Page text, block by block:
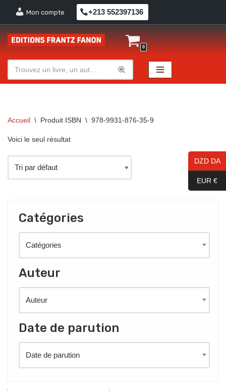
Aller
au
contenu
Mon compte +213 552397136
0
Accueil \ Produit ISBN \ 978-9931-876-35-9
Voici le seul résultat
Catégories
Catégories
Auteur
Auteur
Date de parution
Date de parution
DZD DA
EUR €